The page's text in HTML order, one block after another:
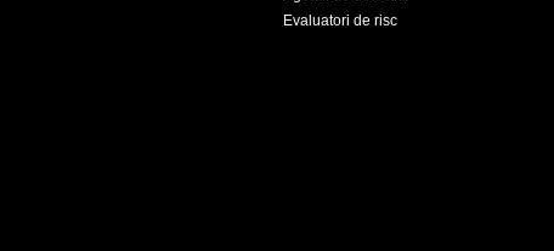
Evaluatori de risc